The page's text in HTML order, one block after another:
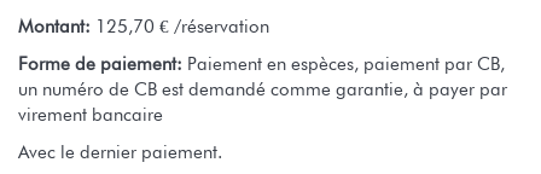
Montant: 125,70 € /réservation
Forme de paiement: Paiement en espèces, paiement par CB,
un numéro de CB est demandé comme garantie, à payer par
virement bancaire
Avec le dernier paiement.